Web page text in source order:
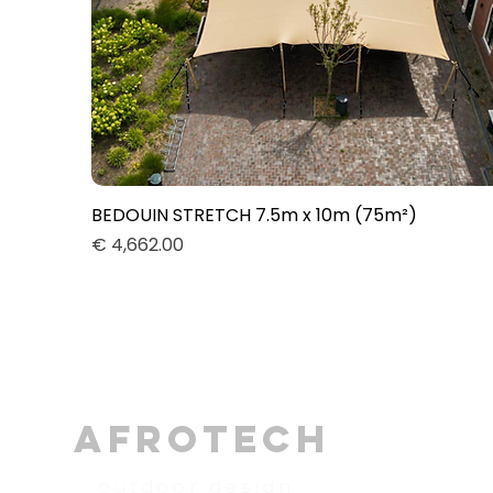
Quick View
BEDOUIN STRETCH 7.5m x 10m (75m²)
Price
€ 4,662.00
AFROTECH